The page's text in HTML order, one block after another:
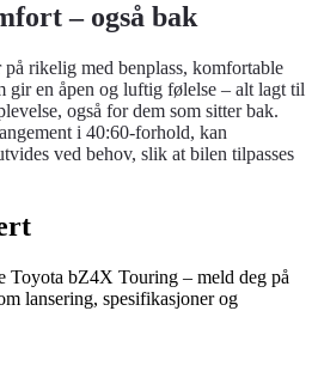
– også bak
rikelig med benplass, komfortable
gir en åpen og luftig følelse – alt lagt til
også for dem som sitter bak.
i 40:60-forhold, kan
ved behov, slik at bilen tilpasses
Toyota bZ4X Touring – meld deg på
lansering, spesifikasjoner og